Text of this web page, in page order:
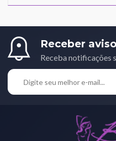
Receber
Receba notificações